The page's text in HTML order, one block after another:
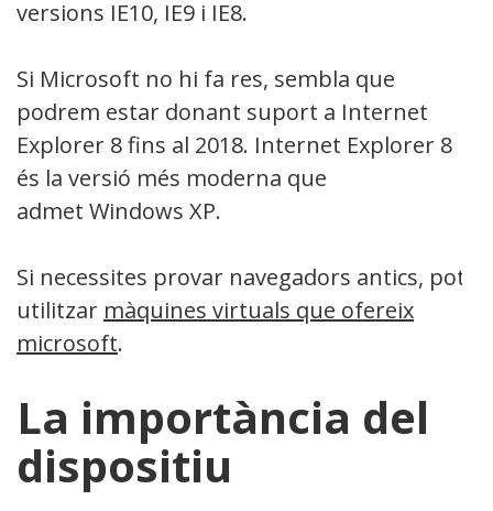
versions IE10, IE9 i IE8.
Si Microsoft no hi fa res, sembla que
podrem estar donant suport a Internet
Explorer 8 fins al 2018. Internet Explorer 8
és la versió més moderna que
admet Windows XP.
Si necessites provar navegadors antics, pots
utilitzar màquines virtuals que ofereix
microsoft.
La importància del
dispositiu